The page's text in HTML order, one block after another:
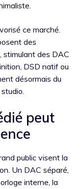
ce marché.
des
, stimulant des DAC
DSD natif ou
désormais du
peut
public visent la
Un DAC séparé,
interne, la